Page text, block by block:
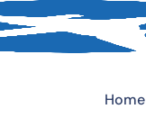
Home